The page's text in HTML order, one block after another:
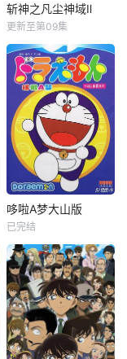
斩神之凡尘神域Ⅱ
更新至第09集
哆啦A梦大山版
已完结